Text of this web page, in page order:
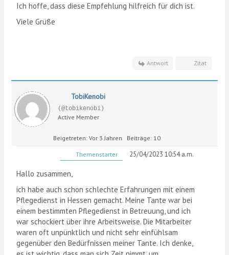
Ich hoffe, dass diese Empfehlung hilfreich für dich ist.
Viele Grüße
Antwort Zitat
TobiKenobi
(@tobikenobi)
Active Member
Beigetreten: Vor 3 Jahren Beiträge: 10
Themenstarter 25/04/2023 10:54 a.m.
Hallo zusammen,
ich habe auch schon schlechte Erfahrungen mit einem
Pflegedienst in Hessen gemacht. Meine Tante war bei
einem bestimmten Pflegedienst in Betreuung, und ich
war schockiert über ihre Arbeitsweise. Die Mitarbeiter
waren oft unpünktlich und nicht sehr einfühlsam
gegenüber den Bedürfnissen meiner Tante. Ich denke,